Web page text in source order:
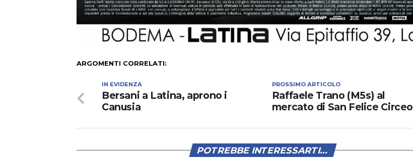
ARGOMENTI CORRELATI:
PROSSIMO ARTICOLO
Raffaele Trano (M5s) al
mercato di San Felice Circeo
IN EVIDENZA
Bersani a Latina, aprono i
Canusia
POTREBBE INTERESSARTI...